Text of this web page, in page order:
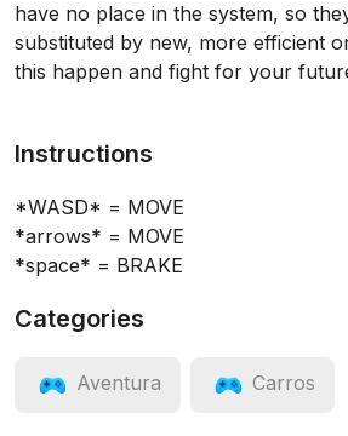
have no place in the system, so
substituted by new, more efficient
this happen and fight for your
Instructions
*WASD* = MOVE
*arrows* = MOVE
*space* = BRAKE
Categories
Aventura Carros